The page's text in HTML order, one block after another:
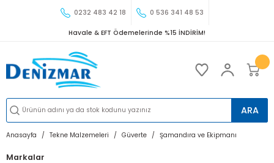
0232 483 42 18 0 536 341 48 53
Havale & EFT Ödemelerinde %15 İNDİRİM!
ARA
Anasayfa Tekne Malzemeleri Güverte Şamandıra ve Ekipmanı
Markalar